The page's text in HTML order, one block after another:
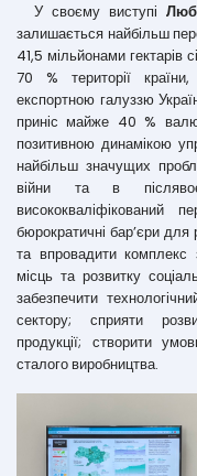
У своєму виступі
залишається найбільш
41,5 мільйонами гектарів
70 % території
експортною галуззю
приніс майже 40 %
позитивною динамікою
найбільш значущих
війни та в
висококваліфікований
бюрократичні бар’єри для
та впровадити
місць та розвитку
забезпечити
сектору; сприяти
продукції; створити
сталого виробництва.